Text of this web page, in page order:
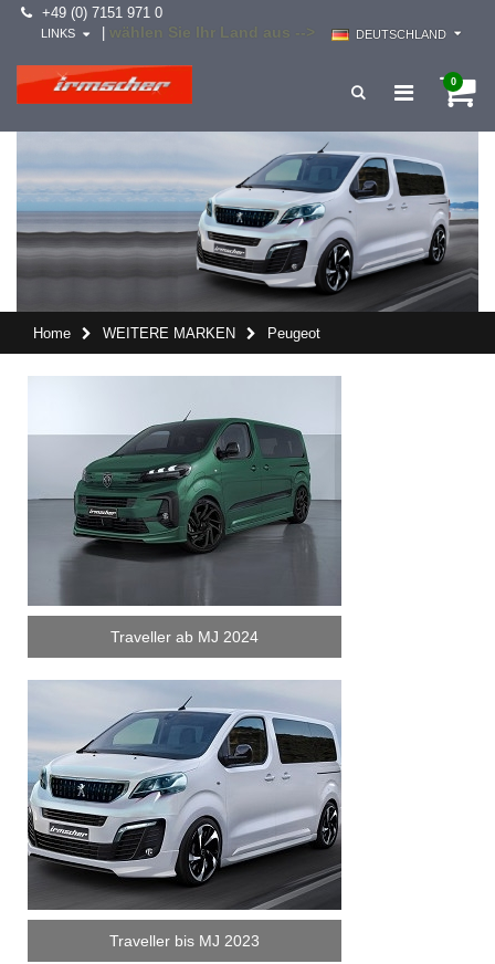
+49 (0) 7151 971 0
wählen Sie Ihr Land aus --> DEUTSCHLAND
LINKS
0
Home WEITERE MARKEN Peugeot
Traveller ab MJ 2024
Traveller bis MJ 2023